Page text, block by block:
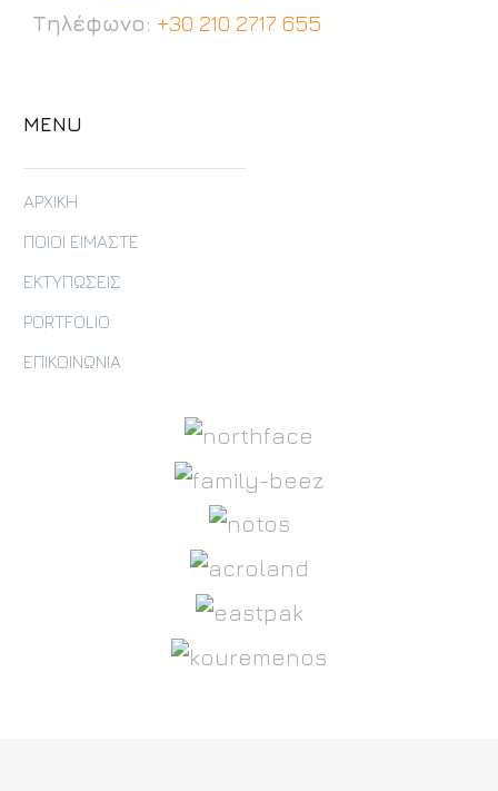
Τηλέφωνο: +30 210 2717 655
MENU
ΑΡΧΙΚΗ
ΠΟΙΟΙ ΕΙΜΑΣΤΕ
ΕΚΤΥΠΩΣΕΙΣ
PORTFOLIO
ΕΠΙΚΟΙΝΩΝΙΑ